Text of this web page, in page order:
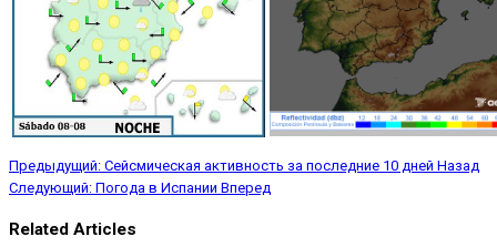
Предыдущий: Сейсмическая активность за последние 10 дней Назад
Следующий: Погода в Испании Вперед
Related Articles